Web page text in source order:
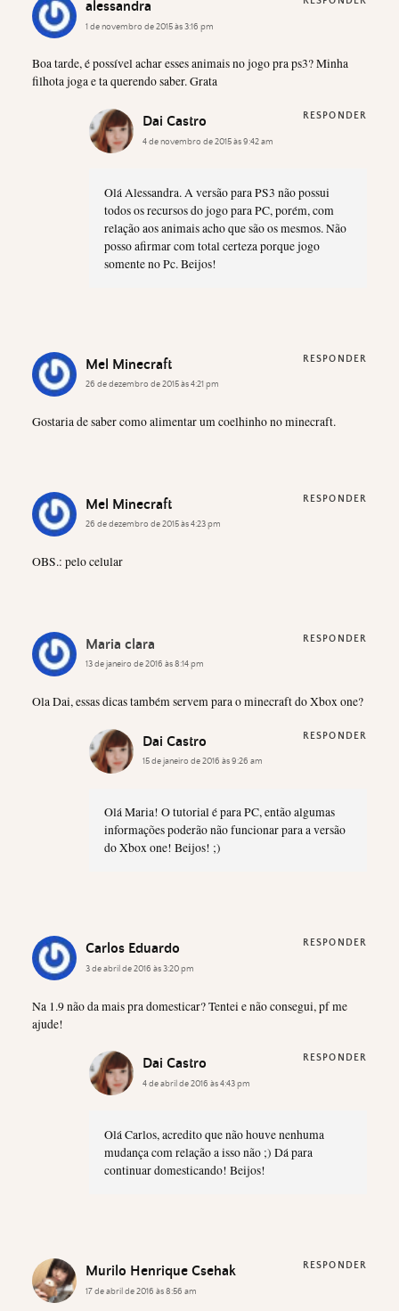
alessandra
1 de novembro de 2015 às 3:16 pm
Boa tarde, é possível achar esses animais no jogo pra ps3? Minha
filhota joga e ta querendo saber. Grata
Dai Castro
4 de novembro de 2015 às 9:42 am
Olá Alessandra. A versão para PS3 não possui
todos os recursos do jogo para PC, porém, com
relação aos animais acho que são os mesmos. Não
posso afirmar com total certeza porque jogo
somente no Pc. Beijos!
RESPONDER
Mel Minecraft
26 de dezembro de 2015 às 4:21 pm
Gostaria de saber como alimentar um coelhinho no minecraft.
RESPONDER
Mel Minecraft
26 de dezembro de 2015 às 4:23 pm
OBS.: pelo celular
RESPONDER
Maria clara
13 de janeiro de 2016 às 8:14 pm
Ola Dai, essas dicas também servem para o minecraft do Xbox one?
RESPONDER
Dai Castro
15 de janeiro de 2016 às 9:26 am
Olá Maria! O tutorial é para PC, então algumas
informações poderão não funcionar para a versão
do Xbox one! Beijos! ;)
RESPONDER
Carlos Eduardo
3 de abril de 2016 às 3:20 pm
Na 1.9 não da mais pra domesticar? Tentei e não consegui, pf me
ajude!
RESPONDER
Dai Castro
4 de abril de 2016 às 4:43 pm
Olá Carlos, acredito que não houve nenhuma
mudança com relação a isso não ;) Dá para
continuar domesticando! Beijos!
RESPONDER
Murilo Henrique Csehak
17 de abril de 2016 às 8:56 am
RESPONDER